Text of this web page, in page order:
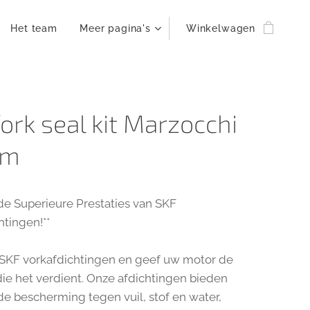
Het team Meer pagina's Winkelwagen
seal kit Marzocchi
Superieure Prestaties van SKF
vorkafdichtingen en geef uw motor de
het verdient. Onze afdichtingen bieden
bescherming tegen vuil, stof en water,